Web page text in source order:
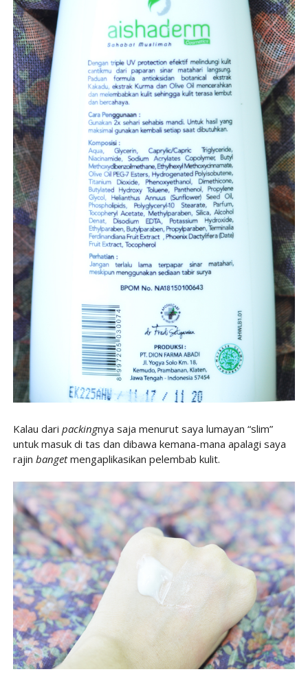
Kalau dari packingnya saja menurut saya lumayan “slim”
untuk masuk di tas dan dibawa kemana-mana apalagi saya
rajin bangetmengaplikasikan pelembab kulit.